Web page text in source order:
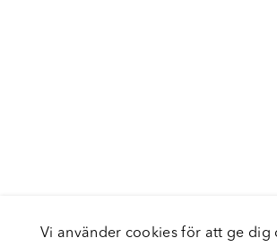
Vi använder cookies för att ge dig